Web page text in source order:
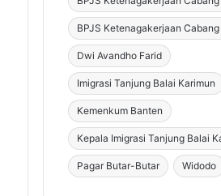
BPJS Ketenagakerjaan
Dwi Avandho Farid
Imigrasi Tanjung Balai Karimun
Kemenkum Banten
Kepala Imigrasi Tanjung Balai
Pagar Butar-Butar Widodo